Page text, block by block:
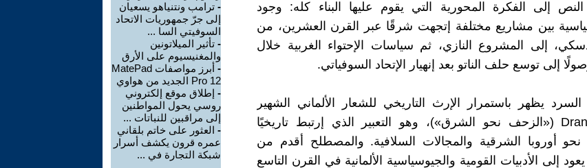
إلى الفكرة المحورية التي يقوم عليها البناء كله: وجود
بين مشاريع مختلفة إتجهت شرقًا عبر القرن العشرين، من
إلى المشروع النازي، ثم سياسات الإحتواء الغربية خلال
إلى توسع حلف الناتو بعد إنهيار الإتحاد السوفياتي.
يظهر باستمرار الإرث التاريخي للشعار الألماني الشهير
Drang nach Osten («الزحف نحو الشرق»)، وهو التعبير الذي إرتبط تاريخيًا
نحو أوروبا الشرقية والمجالات السلافية. والمصطلح أقدم من
يعود إلى الأدبيات القومية والجيوسياسية الألمانية في القرن التاسع
- ترامب ونتنياهو يسعيان
إلى جرّ جمهوريات الاتحاد
السوفيتي السا ...
- تأثير الميلاتونين
والمغنيسيوم على الأرق
-
أبرز مواصفات MatePad
Pro 12 الجديد من هواوي
- إطلاق موقع إلكتروني
روسي يحول المواطنين
إلى مراقبين للنباتات ...
- العثور على خاتم بلقاني
عمره قرون يكشف أسرار
شبكة التجارة في ...